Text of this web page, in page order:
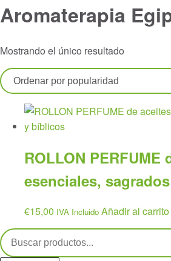
Aromaterapia
Mostrando el único resultado
ROLLON PERFUME
esenciales,
€15,00 IVA Incluido Añadir al carrito
Buscar